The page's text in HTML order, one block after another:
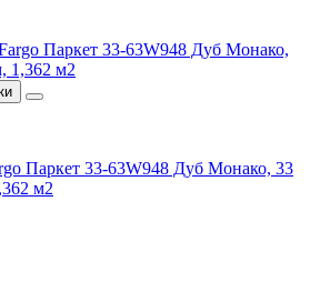
Паркет 33-63W948 Дуб Монако, 33
м2